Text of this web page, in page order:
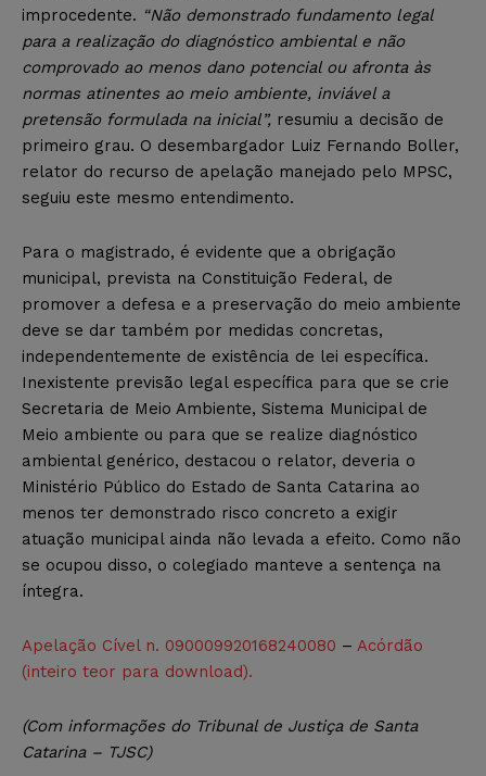
improcedente. “Não demonstrado fundamento legal
para a realização do diagnóstico ambiental e não
comprovado ao menos dano potencial ou afronta às
normas atinentes ao meio ambiente, inviável a
pretensão formulada na inicial”, resumiu a decisão de
primeiro grau. O desembargador Luiz Fernando Boller,
relator do recurso de apelação manejado pelo MPSC,
seguiu este mesmo entendimento.
Para o magistrado, é evidente que a obrigação
municipal, prevista na Constituição Federal, de
promover a defesa e a preservação do meio ambiente
deve se dar também por medidas concretas,
independentemente de existência de lei específica.
Inexistente previsão legal específica para que se crie
Secretaria de Meio Ambiente, Sistema Municipal de
Meio ambiente ou para que se realize diagnóstico
ambiental genérico, destacou o relator, deveria o
Ministério Público do Estado de Santa Catarina ao
menos ter demonstrado risco concreto a exigir
atuação municipal ainda não levada a efeito. Como não
se ocupou disso, o colegiado manteve a sentença na
íntegra.
Apelação Cível n. 090009920168240080 – Acórdão
(inteiro teor para download).
(Com informações do Tribunal de Justiça de Santa
Catarina – TJSC)